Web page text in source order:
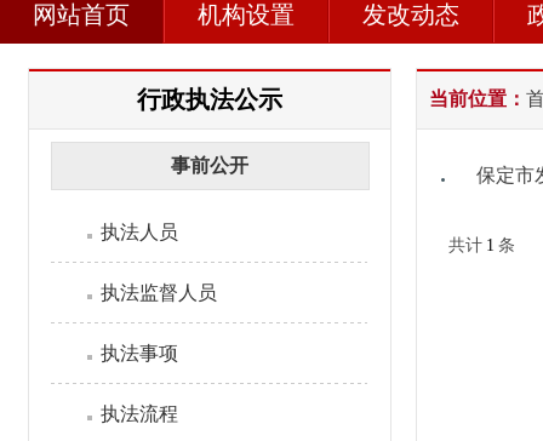
网站首页 机构设置 发改动态
行政执法公示
事前公开
执法人员
执法监督人员
执法事项
执法流程
当前位置：
保定市
共计 1 条